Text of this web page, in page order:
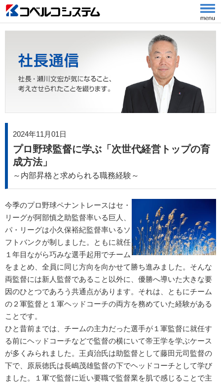
2024年11月01日
プロ野球監督に学ぶ「次世代経営トップの育
成方法」
～内部昇格と求められる職務経験～
今季のプロ野球ペナントレースはセ・
リーグが阿部慎之助監督率いる巨人、
パ・リーグは小久保裕紀監督率いるソ
フトバンクが制しました。ともに就任
１年目ながら巧みな選手起用でチーム
をまとめ、全員に同じ方向を向かせて勝ち進みました。そんな
両監督には新人監督であること以外に、優勝へ導いた大きな要
因のひとつであろう共通点があります。それは、ともにチーム
の２軍監督と１軍ヘッドコーチの両方を務めていた経験がある
ことです。
ひと昔前までは、チームの主力だった選手が１軍監督に就任す
る前にヘッドコーチなどで監督の横にいて帝王学を学ぶケース
が多くみられました。王貞治氏は助監督として藤田元司監督の
下で、原辰徳氏は長嶋茂雄監督の下でヘッドコーチとして学び
ました。１軍で監督に近い要職で監督業を肌で感じることで主